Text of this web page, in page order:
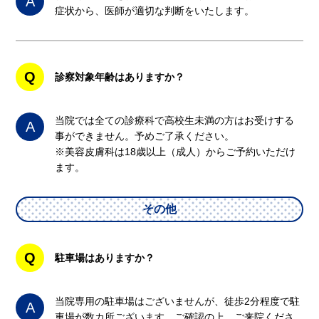
症状から、医師が適切な判断をいたします。
Q 診察対象年齢はありますか？
A
当院では全ての診療科で高校生未満の方はお受けする
事ができません。予めご了承ください。
※美容皮膚科は18歳以上（成人）からご予約いただけ
ます。
その他
Q 駐車場はありますか？
A
当院専用の駐車場はございませんが、徒歩2分程度で駐